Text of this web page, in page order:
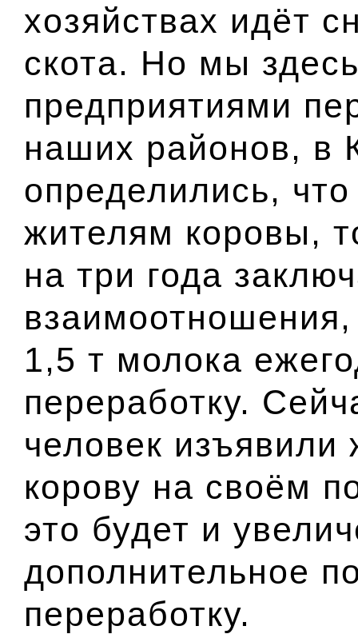
хозяйствах идёт
скота. Но мы
предприятиями
наших районов, в
определились,
жителям коровы,
на три года
1,5 т молока
переработку.
человек
корову на своём
это будет и
дополнительное
переработку.